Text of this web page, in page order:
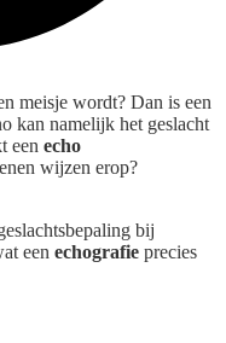
meisje wordt? Dan is een
kan namelijk het geslacht
een echo
wijzen erop?
bij
een echografie precies